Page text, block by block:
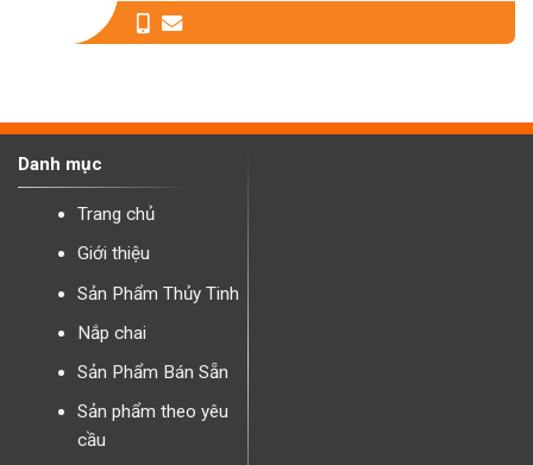
Danh mục
Trang chủ
Giới thiệu
Sản Phẩm Thủy Tinh
Nắp chai
Sản Phẩm Bán Sẵn
Sản phẩm theo yêu
cầu